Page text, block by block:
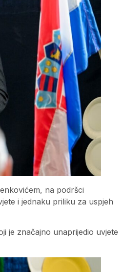
na podršci
i jednaku priliku za uspjeh
je značajno unaprijedio uvjete